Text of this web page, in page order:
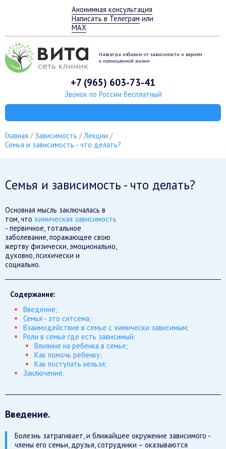
Анонимная консультация
Написать в Телеграм или
MAX
Навсегда избавим от зависимости и вернём
к полноценной жизни
+7 (965) 603-73-41
Звонок по России бесплатный
Главная Зависимость
Лекции
Семья и зависимость - что делать?
Семья и зависимость - что делать?
Основная мысль заключалась в
том, что химическая зависимость
- первичное, тотальное
заболевание, поражающее свою
жертву физически, эмоционально,
духовно, психически и
социально.
Содержание:
Введение;
Семья - это ситсема;
Взаимодействие в семье с химически зависимым;
Роли в семье где есть зависимый:
Влияние на ребенка в семье;
Как помочь ребенку;
Как поступать нельзя;
Заключение.
Введение.
Болезнь затрагивает, и ближайшее окружение зависимого -
члены его семьи, друзья, сотрудники – оказываются